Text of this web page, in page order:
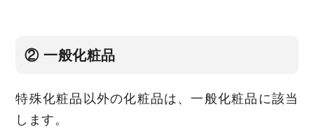
② 一般化粧品
特殊化粧品以外の化粧品は、一般化粧品に該当
します。